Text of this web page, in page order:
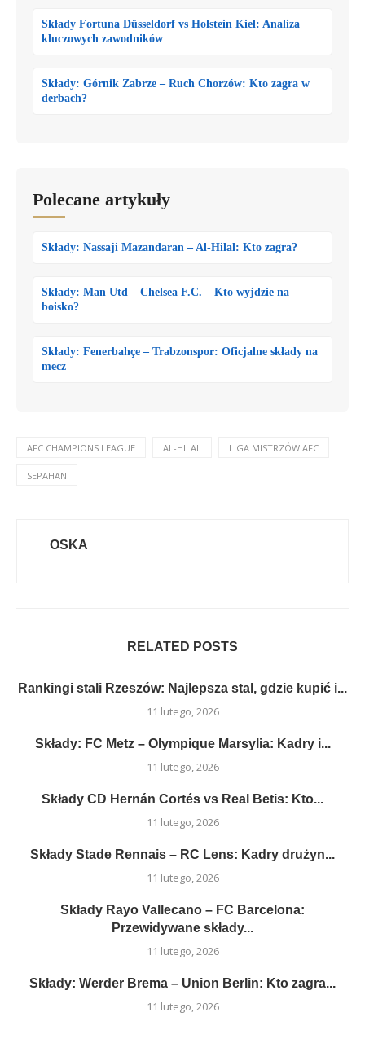
Składy Fortuna Düsseldorf vs Holstein Kiel: Analiza
kluczowych zawodników
Składy: Górnik Zabrze – Ruch Chorzów: Kto zagra w
derbach?
Polecane artykuły
Składy: Nassaji Mazandaran – Al-Hilal: Kto zagra?
Składy: Man Utd – Chelsea F.C. – Kto wyjdzie na
boisko?
Składy: Fenerbahçe – Trabzonspor: Oficjalne składy na
mecz
AFC CHAMPIONS LEAGUE AL-HILAL LIGA MISTRZÓW AFC
SEPAHAN
OSKA
RELATED POSTS
Rankingi stali Rzeszów: Najlepsza stal, gdzie kupić i...
11 lutego, 2026
Składy: FC Metz – Olympique Marsylia: Kadry i...
11 lutego, 2026
Składy CD Hernán Cortés vs Real Betis: Kto...
11 lutego, 2026
Składy Stade Rennais – RC Lens: Kadry drużyn...
11 lutego, 2026
Składy Rayo Vallecano – FC Barcelona:
Przewidywane składy...
11 lutego, 2026
Składy: Werder Brema – Union Berlin: Kto zagra...
11 lutego, 2026